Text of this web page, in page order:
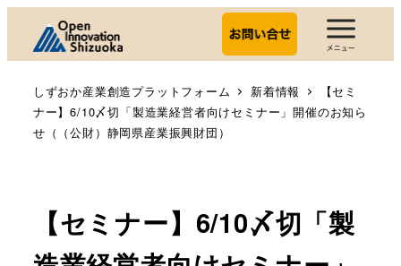
しずおか産業創造プラットフォーム 新着情報
【セミ
ナー】6/10〆切「製造業経営者向けセミナー」開催のお知ら
せ（（公財）静岡県産業振興財団）
【セミナー】6/10〆切「製